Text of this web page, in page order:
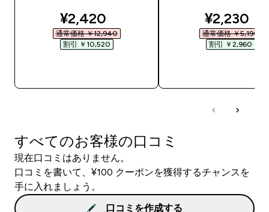
discounted price
¥2,420‎
通常価格 ￥12,940‎
割引 ￥10,520‎
¥2,230‎
通常価格 ￥5,190‎
割引 ￥2,960‎
すべてのお客様の口コミ
現在口コミはありません。
口コミを書いて、¥100 クーポンを獲得するチャンスを
手に入れましょう。
口コミを作成する